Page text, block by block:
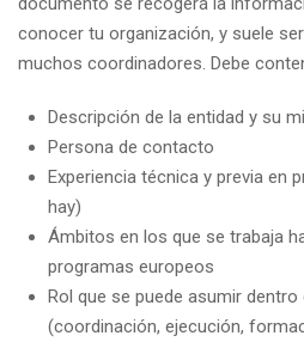
conocer tu organización, y suele
muchos coordinadores. Debe
Descripción de la entidad y su
Persona de contacto
Experiencia técnica y previa en
hay)
Ámbitos en los que se trabaja
programas europeos
Rol que se puede asumir
(coordinación, ejecución,